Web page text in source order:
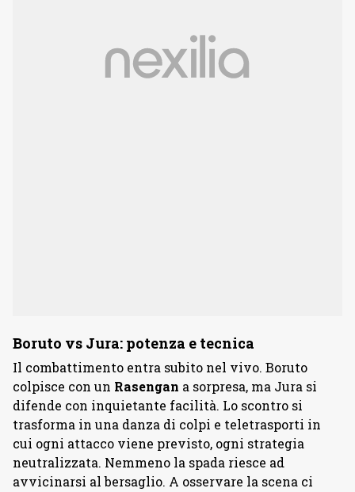
Boruto vs Jura: potenza e tecnica
Il combattimento entra subito nel vivo. Boruto
colpisce con un Rasengan a sorpresa, ma Jura si
difende con inquietante facilità. Lo scontro si
trasforma in una danza di colpi e teletrasporti in
cui ogni attacco viene previsto, ogni strategia
neutralizzata. Nemmeno la spada riesce ad
avvicinarsi al bersaglio. A osservare la scena ci